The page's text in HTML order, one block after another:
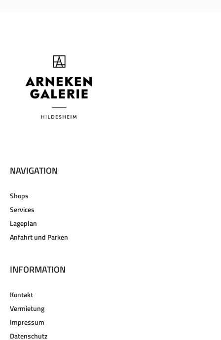
NAVIGATION
Shops
Services
Lageplan
Anfahrt und Parken
INFORMATION
Kontakt
Vermietung
Impressum
Datenschutz